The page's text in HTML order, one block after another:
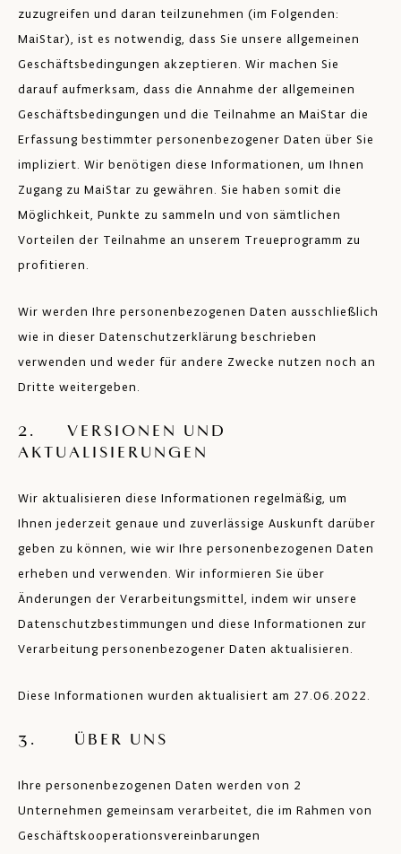
zuzugreifen und daran teilzunehmen (im Folgenden:
MaiStar), ist es notwendig, dass Sie unsere allgemeinen
Geschäftsbedingungen akzeptieren. Wir machen Sie
darauf aufmerksam, dass die Annahme der allgemeinen
Geschäftsbedingungen und die Teilnahme an MaiStar die
Erfassung bestimmter personenbezogener Daten über Sie
impliziert. Wir benötigen diese Informationen, um Ihnen
Zugang zu MaiStar zu gewähren. Sie haben somit die
Möglichkeit, Punkte zu sammeln und von sämtlichen
Vorteilen der Teilnahme an unserem Treueprogramm zu
profitieren.
Wir werden Ihre personenbezogenen Daten ausschließlich
wie in dieser Datenschutzerklärung beschrieben
verwenden und weder für andere Zwecke nutzen noch an
Dritte weitergeben.
2. VERSIONEN UND
AKTUALISIERUNGEN
Wir aktualisieren diese Informationen regelmäßig, um
Ihnen jederzeit genaue und zuverlässige Auskunft darüber
geben zu können, wie wir Ihre personenbezogenen Daten
erheben und verwenden. Wir informieren Sie über
Änderungen der Verarbeitungsmittel, indem wir unsere
Datenschutzbestimmungen und diese Informationen zur
Verarbeitung personenbezogener Daten aktualisieren.
Diese Informationen wurden aktualisiert am 27.06.2022.
3. ÜBER UNS
Ihre personenbezogenen Daten werden von 2
Unternehmen gemeinsam verarbeitet, die im Rahmen von
Geschäftskooperationsvereinbarungen